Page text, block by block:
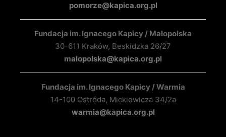
pomorze@kapica.org.pl
Fundacja im. Ignacego Kapicy / Małopolska
30-611 Kraków, Beskidzka 26/27
malopolska@kapica.org.pl
Fundacja im. Ignacego Kapicy / Warmia
14-100 Ostróda, Mickiewicza 34/2a
warmia@kapica.org.pl